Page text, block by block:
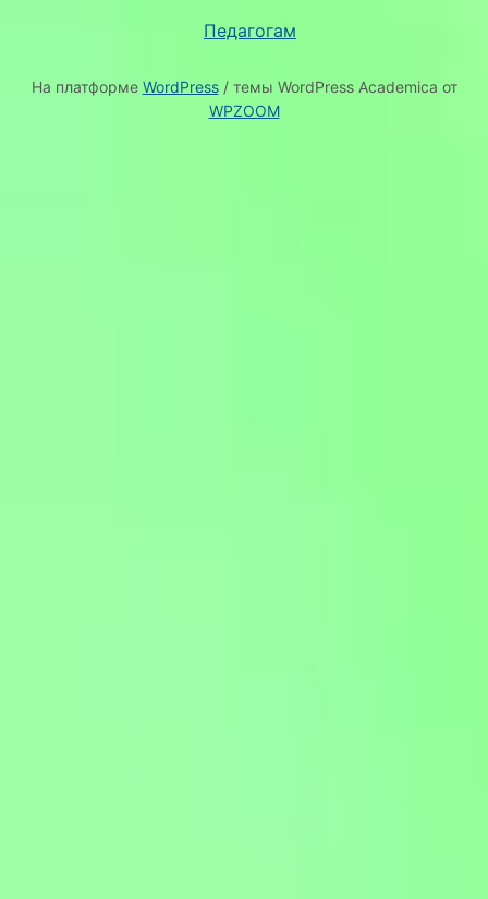
Педагогам
На платформе WordPress/ темы WordPress Academica от
WPZOOM